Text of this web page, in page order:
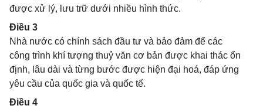
được xử lý, lưu trữ dưới nhiều hình thức.
Điều 3
Nhà nước có chính sách đầu tư và bảo đảm để các
công trình khí tượng thuỷ văn cơ bản được khai thác ổn
định, lâu dài và từng bước được hiện đại hoá, đáp ứng
yêu cầu của quốc gia và quốc tế.
Điều 4